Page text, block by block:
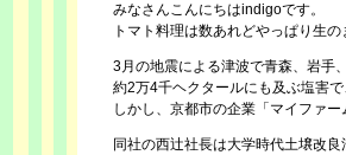
みなさんこんにちはindigoです。
トマト料理は数あれどやっぱり生
3月の地震による津波で青森、岩手
約2万4千ヘクタールにも及ぶ塩害
しかし、京都市の企業「マイファ
同社の西辻社長は大学時代土壌改